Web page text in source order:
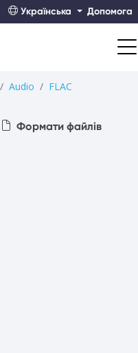
Українська Допомога
Audio
FLAC
Формати файлів